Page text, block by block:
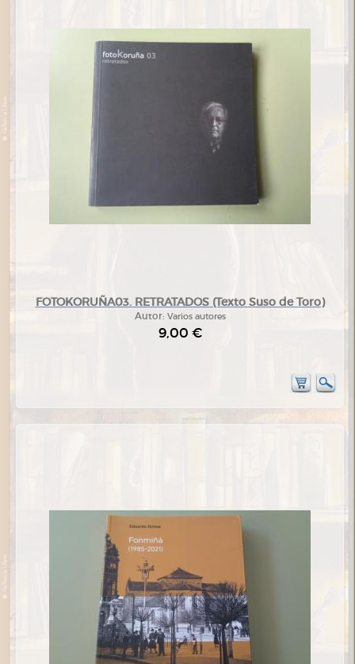
FOTOKORUÑA03. RETRATADOS (Texto Suso de Toro)
Autor: Varios autores
9,00 €